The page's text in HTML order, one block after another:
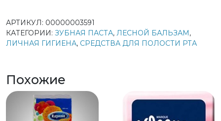
АРТИКУЛ: 00000003591
КАТЕГОРИИ: ЗУБНАЯ ПАСТА, ЛЕСНОЙ БАЛЬЗАМ,
ЛИЧНАЯ ГИГИЕНА, СРЕДСТВА ДЛЯ ПОЛОСТИ РТА
Похожие